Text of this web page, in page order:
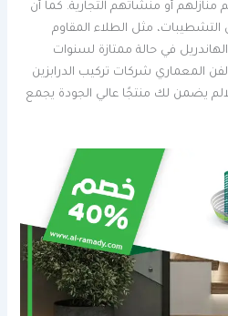
أو منشآتهم التجارية. كما أن
مثل الطلاء المقاوم
في حالة ممتازة لسنوات
المعماري شركات تركيب الدرابزين
يضمن لك منتجًا عالي الجودة يجمع